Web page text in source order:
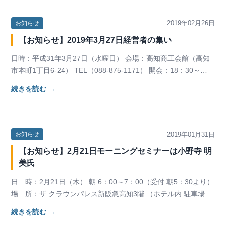
お知らせ 2019年02月26日
【お知らせ】2019年3月27日経営者の集い
日時：平成31年3月27日（水曜日） 会場：高知商工会館（高知
市本町1丁目6-24） TEL（088-875-1171） 開会：18：30～
続きを読む →
お知らせ 2019年01月31日
【お知らせ】2月21日モーニングセミナーは小野寺 明
美氏
日 時：2月21日（木） 朝 6：00～7：00（受付 朝5：30より）
場 所：ザ クラウンパレス新阪急高知3階 （ホテル内 駐車場無
続きを読む →